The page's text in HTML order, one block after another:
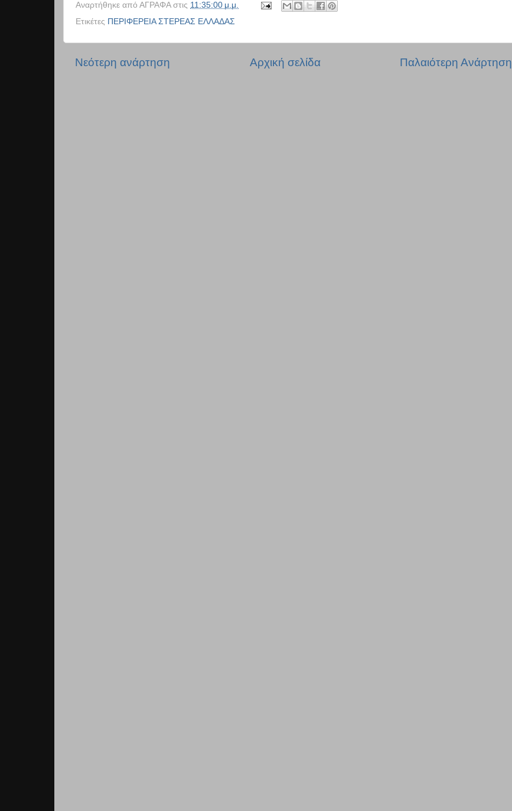
Αναρτήθηκε από ΑΓΡΑΦΑ στις 11:35:00 μ.μ.
Ετικέτες ΠΕΡΙΦΕΡΕΙΑ ΣΤΕΡΕΑΣ ΕΛΛΑΔΑΣ
Νεότερη ανάρτηση Παλαιότερη Ανάρτηση
Αρχική σελίδα